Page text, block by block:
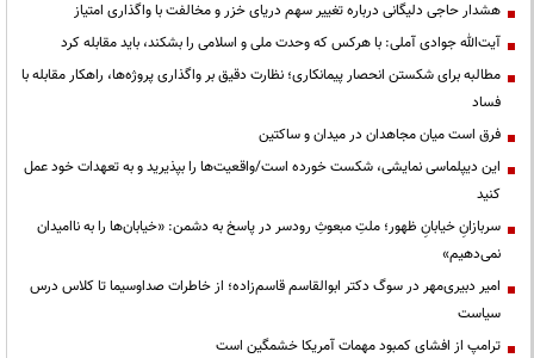
هشدار حاجی دلیگانی درباره تغییر سهم دریای خزر و مخالفت با واگذاری امتیاز
آیت‌الله جوادی آملی: با هرکس که وحدت ملی و اسلامی را بشکند، باید مقابله کرد
مطالبه برای شکستن انحصار پیمانکاری؛ نظارت دقیق بر واگذاری پروژه‌ها، راهکار مقابله با
فساد
فرق است میان مجاهدان در میدان و ساکتین
این دیپلماسی نمایشی، شکست خورده است/واقعیت‌ها را بپذیرید و به تعهدات خود عمل
کنید
سربازانِ خیابانِ ظهور؛ ملتِ مبعوثِ رودسر در پاسخ به دشمن: «خیابان‌ها را به ناامیدان
نمی‌دهیم»
امیر دبیری‌مهر در سوگ دکتر ابوالقاسم قاسم‌زاده؛ از خاطرات صداوسیما تا کلاس درس
سیاست
ترامپ از افشای کمبود مهمات آمریکا خشمگین است